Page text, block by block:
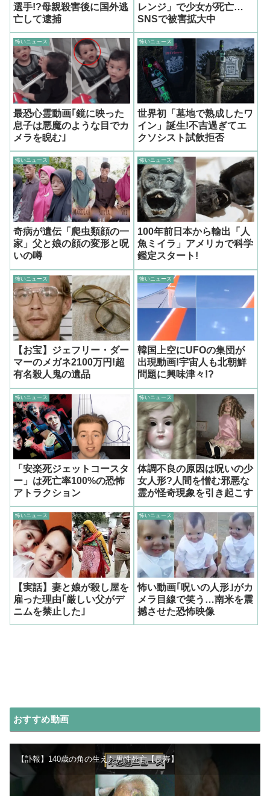
選手!?母親殺害後に国外逃
亡して逮捕
レンジ」で少女が死亡…
SNSで被害拡大中
怖いニュース
最恐心霊動画｢鏡に映った
息子は悪魔のような目でカ
メラを睨む｣
怖いニュース
世界初「墓地で熟成したワ
イン」誕生!不吉過ぎてエ
クソシスト試飲拒否
怖いニュース
奇病が遺伝「爬虫類顔の一
家」父と娘の顔の変形と呪
いの噂
怖いニュース
100年前日本から輸出「人
魚ミイラ」アメリカで科学
鑑定スタート!
怖いニュース
【お宝】ジェフリー・ダー
マーのメガネ2100万円!超
有名殺人鬼の遺品
怖いニュース
韓国上空にUFOの集団が
出現動画!宇宙人も北朝鮮
問題に興味津々!?
怖いニュース
「安楽死ジェットコースタ
ー」は死亡率100%の恐怖
アトラクション
怖いニュース
体調不良の原因は呪いの少
女人形?人間を憎む邪悪な
霊が怪奇現象を引き起こす
怖いニュース
【実話】妻と娘が殺し屋を
雇った理由｢厳しい父がデ
ニムを禁止した｣
怖いニュース
怖い動画｢呪いの人形｣がカ
メラ目線で笑う…南米を震
撼させた恐怖映像
おすすめ動画
【訃報】140歳の角の生えた男性死亡【長寿】